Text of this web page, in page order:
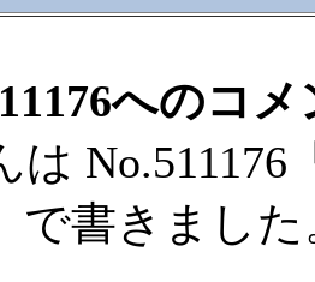
へのコメ
は No.511176
で書きました